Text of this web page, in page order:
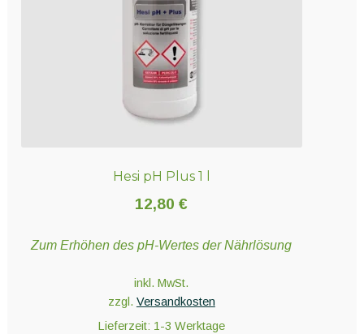
Hesi pH Plus 1 l
12,80€
Zum Erhöhen des pH-Wertes der Nährlösung
inkl. MwSt.
zzgl. Versandkosten
Lieferzeit: 1-3 Werktage